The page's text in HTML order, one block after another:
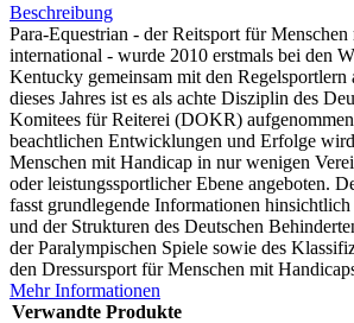
Beschreibung
Para-Equestrian - der Reitsport für
international - wurde 2010 erstmals bei den
Kentucky gemeinsam mit den Regelsportlern
dieses Jahres ist es als achte Disziplin des
Komitees für Reiterei (DOKR)
beachtlichen Entwicklungen und Erfolge
Menschen mit Handicap in nur wenigen
oder leistungssportlicher Ebene angeboten.
fasst grundlegende Informationen
und der Strukturen des Deutschen
der Paralympischen Spiele sowie des
den Dressursport für Menschen mit
Mehr Informationen
Verwandte Produkte